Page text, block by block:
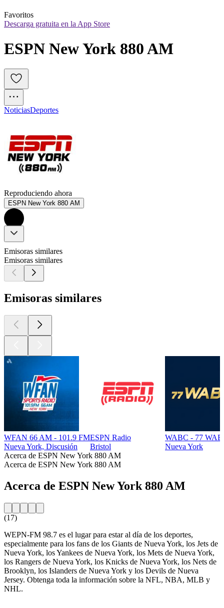
Favoritos
Descarga gratuita en la App Store
ESPN New York 880 AM
NoticiasDeportes
Reproduciendo ahora
ESPN New York 880 AM
Emisoras similares
Emisoras similares
Emisoras similares
WFAN 66 AM - 101.9 FM
Nueva York, Discusión
ESPN Radio
Bristol
WABC - 77
Nueva York
Acerca de ESPN New York 880 AM
Acerca de ESPN New York 880 AM
Acerca de ESPN New York 880 AM
(17)
WEPN-FM 98.7 es el lugar para estar al día de los deportes,
especialmente para los fans de los Giants de Nueva York, los Jets de
Nueva York, los Yankees de Nueva York, los Mets de Nueva York,
los Rangers de Nueva York, los Knicks de Nueva York, los Nets de
Brooklyn, los Islanders de Nueva York y los Devils de Nueva
Jersey. Obtenga toda la información sobre la NFL, NBA, MLB y
NHL.